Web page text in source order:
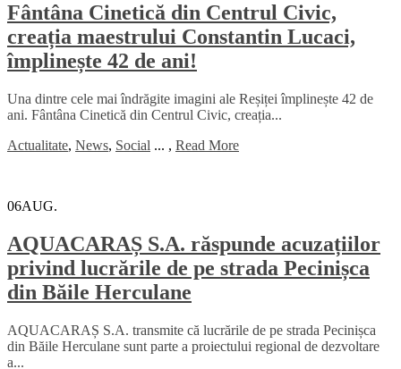
Fântâna Cinetică din Centrul Civic,
creația maestrului Constantin Lucaci,
împlinește 42 de ani!
Una dintre cele mai îndrăgite imagini ale Reșiței împlinește 42 de
ani. Fântâna Cinetică din Centrul Civic, creația...
Actualitate, News, Social ... , Read More
06AUG.
AQUACARAȘ S.A. răspunde acuzațiilor
privind lucrările de pe strada Pecinișca
din Băile Herculane
AQUACARAȘ S.A. transmite că lucrările de pe strada Pecinișca
din Băile Herculane sunt parte a proiectului regional de dezvoltare
a...